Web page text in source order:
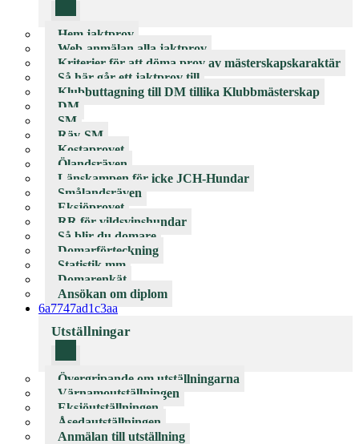
Hem jaktprov
Web-anmälan alla jaktprov
Kriterier för att döma prov av mästerskapskaraktär
Så här går ett jaktprov till
Klubbuttagning till DM tillika Klubbmästerskap
DM
SM
Räv-SM
Kostaprovet
Ölandsräven
Länskampen för icke JCH-Hundar
Smålandsräven
Eksjöprovet
RR för vildsvinshundar
Så blir du domare
Domarförteckning
Statistik mm
Domarenkät
Ansökan om diplom
6a7747ad1c3aa
Utställningar
Övergripande om utställningarna
Värnamoutställningen
Eksjöutställningen
Åsedautställningen
Anmälan till utställning